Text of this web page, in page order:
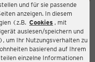
und für sie passende
anzeigen. In diesem
(z.B. Cookies , mit
auslesen/speichern und
um Ihr Nutzungsverhalten zu
basierend auf Ihrem
einzelne Informationen
FILIALE
1